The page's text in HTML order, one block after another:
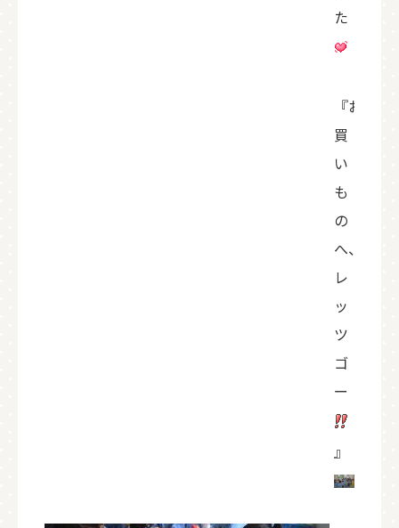
た
『お
買
い
も
の
へ、
レ
ッ
ツ
ゴ
ー
』